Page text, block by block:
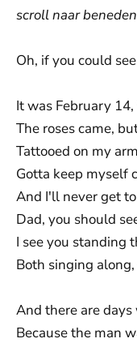
scroll naar
Oh, if you could
It was February
The roses came,
Tattooed on my
Gotta keep myself
And I'll never get
Dad, you should
I see you standing
Both singing
And there are
Because the man